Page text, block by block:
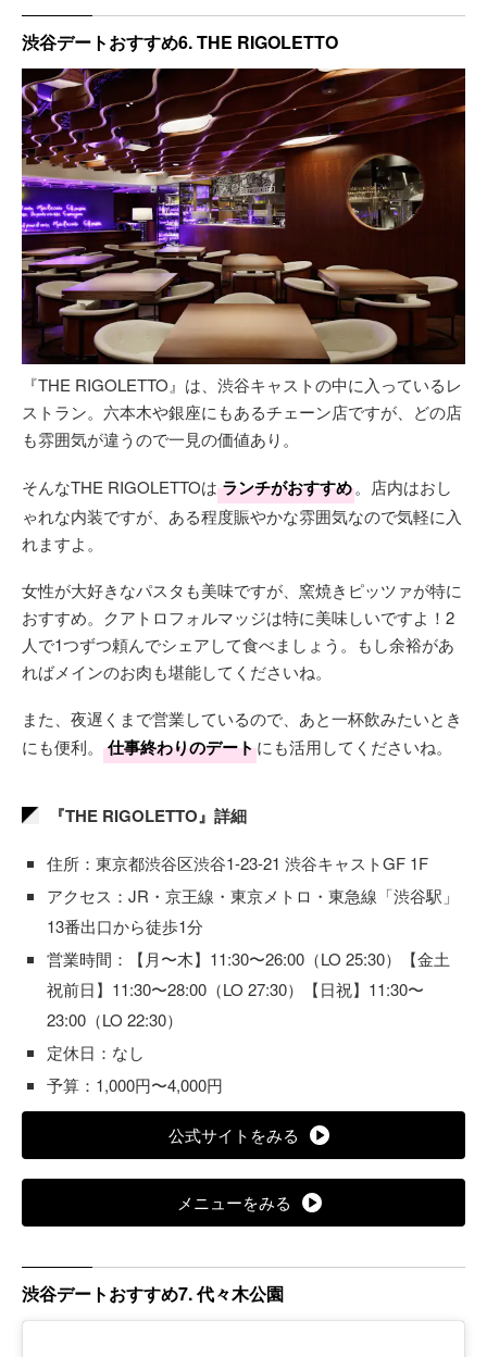
渋谷デートおすすめ6. THE RIGOLETTO
『THE RIGOLETTO』は、渋谷キャストの中に入っているレ
ストラン。六本木や銀座にもあるチェーン店ですが、どの店
も雰囲気が違うので一見の価値あり。
そんなTHE RIGOLETTOは ランチがおすすめ。店内はおし
ゃれな内装ですが、ある程度賑やかな雰囲気なので気軽に入
れますよ。
女性が大好きなパスタも美味ですが、窯焼きピッツァが特に
おすすめ。クアトロフォルマッジは特に美味しいですよ！2
人で1つずつ頼んでシェアして食べましょう。もし余裕があ
ればメインのお肉も堪能してくださいね。
また、夜遅くまで営業しているので、あと一杯飲みたいとき
にも便利。
仕事終わりのデートにも活用してくださいね。
『THE RIGOLETTO』詳細
住所：東京都渋谷区渋谷1-23-21 渋谷キャストGF 1F
アクセス：JR・京王線・東京メトロ・東急線「渋谷駅」
13番出口から徒歩1分
営業時間：【月〜木】11:30〜26:00（LO 25:30）【金土
祝前日】11:30〜28:00（LO 27:30）【日祝】11:30〜
23:00（LO 22:30）
定休日：なし
予算：1,000円〜4,000円
公式サイトをみる
メニューをみる
渋谷デートおすすめ7. 代々木公園